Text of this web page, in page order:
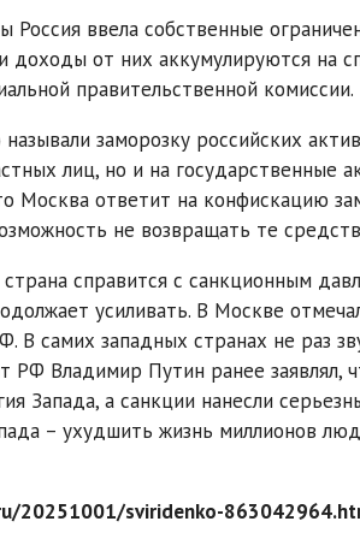
Россия ввела собственные
доходы от них аккумулируются на
правительственной комиссии.
заморозку российских
лиц, но и на
Москва ответит на конфискацию
не возвращать те
справится с санкционным
усиливать. В Москве
В самих западных странах не раз
РФ Владимир Путин ранее заявлял,
Запада, а санкции нанесли
– ухудшить жизнь миллионов
20251001/sviridenko-